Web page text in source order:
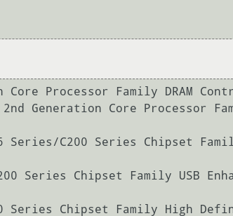
Processor Family DRAM
Generation Core Processor
C200 Series Chipset
Chipset Family USB
Series Chipset Family High